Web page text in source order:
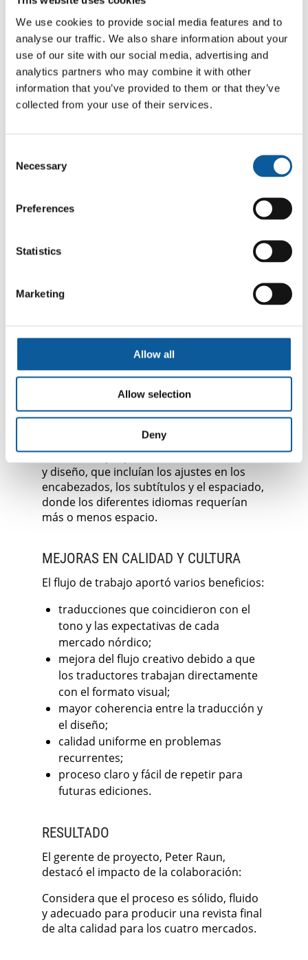
We use cookies to provide social media features and to
analyse our traffic. We also share information about your
use of our site with our social media, advertising and
analytics partners who may combine it with other
information that you’ve provided to them or that they’ve
collected from your use of their services.
Selection
Necessary
Preferences
Statistics
Marketing
Allow all
Allow selection
Deny
y la relevancia local;
una revisión final del diseño para
ajustar las diferencias de longitud del
texto entre los idiomas.
Esta configuración permitió a los
traductores comprender cómo
moda.
FLUJO DE TRABAJO DE TRADUCCIÓN
libertad creativa para dar forma al texto
sueca y finlandesa se sintieran como
contenido original, y no material derivado.
proyectos coordinó las asignaciones,
garantizó la concordancia terminológica
donde fuera pertinente y se aseguró del
todos los idiomas.
traducciones, Egmont Creative se encargó
de hacer su propia revisión del contenido
y diseño, que incluían los ajustes en los
encabezados, los subtítulos y el espaciado,
donde los diferentes idiomas requerían
más o menos espacio.
MEJORAS EN CALIDAD Y CULTURA
El flujo de trabajo aportó varios beneficios:
traducciones que coincidieron con el
tono y las expectativas de cada
mercado nórdico;
mejora del flujo creativo debido a que
los traductores trabajan directamente
con el formato visual;
mayor coherencia entre la traducción y
el diseño;
calidad uniforme en problemas
recurrentes;
proceso claro y fácil de repetir para
futuras ediciones.
RESULTADO
El gerente de proyecto, Peter Raun,
destacó el impacto de la colaboración:
Considera que el proceso es sólido, fluido
y adecuado para producir una revista final
de alta calidad para los cuatro mercados.